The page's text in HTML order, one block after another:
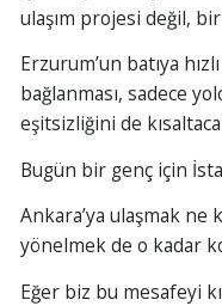
ulaşım projesi değil,
Erzurum’un batıya
bağlanması, sadece
eşitsizliğini de
Bugün bir genç için
Ankara’ya ulaşmak ne
yönelmek de o kadar
Eğer biz bu mesafeyi